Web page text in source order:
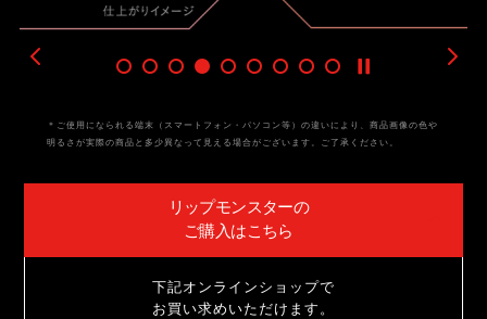
＊ご使用になられる端末（スマートフォン・パソコン等）の違いにより、 商品画像の色や
明るさが実際の商品と多少異なって見える場合がございます。ご了承ください。
リップモンスターの
ご購入はこちら
下記オンラインショップで
お買い求めいただけます。